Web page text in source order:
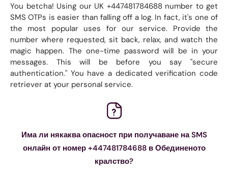
You betcha! Using our UK +447481784688 number to get
SMS OTPs is easier than falling off a log. In fact, it's one of
the most popular uses for our service. Provide the
number where requested, sit back, relax, and watch the
magic happen. The one-time password will be in your
messages. This will be before you say "secure
authentication." You have a dedicated verification code
retriever at your personal service.
Има ли някаква опасност при получаване на SMS
онлайн от номер +447481784688 в Обединеното
кралство?